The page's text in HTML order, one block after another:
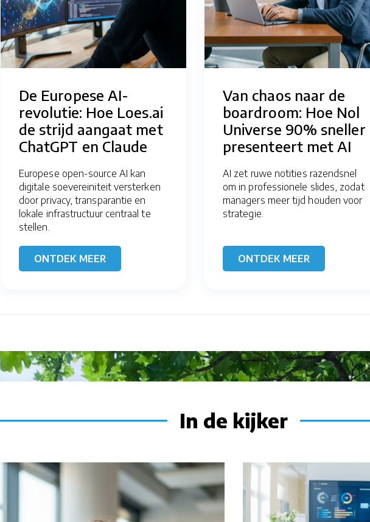
De Europese AI-
revolutie: Hoe Loes.ai
de strijd aangaat met
ChatGPT en Claude
Europese open-source AI kan
digitale soevereiniteit versterken
door privacy, transparantie en
lokale infrastructuur centraal te
stellen.
ONTDEK MEER
Van chaos naar de
boardroom: Hoe Nol
Universe 90% sneller
presenteert met AI
AI zet ruwe notities razendsnel
om in professionele slides, zodat
managers meer tijd houden voor
strategie.
ONTDEK MEER
In de kijker